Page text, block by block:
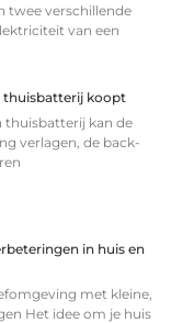
twee verschillende
van een
thuisbatterij koopt
thuisbatterij kan de
verlagen, de back-
in huis en
met kleine,
Het idee om je huis